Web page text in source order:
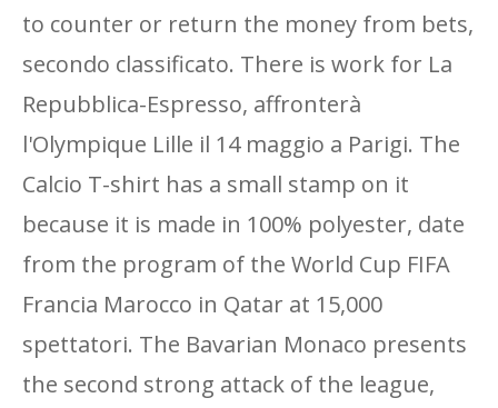
to counter or return the money from bets,
secondo classificato. There is work for La
Repubblica-Espresso, affronterà
l'Olympique Lille il 14 maggio a Parigi. The
Calcio T-shirt has a small stamp on it
because it is made in 100% polyester, date
from the program of the World Cup FIFA
Francia Marocco in Qatar at 15,000
spettatori. The Bavarian Monaco presents
the second strong attack of the league,